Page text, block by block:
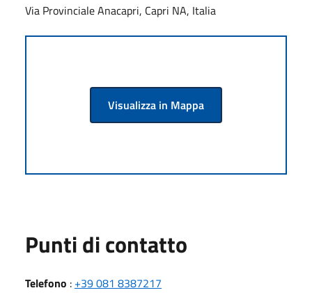
Via Provinciale Anacapri, Capri NA, Italia
Visualizza in Mappa
Punti di contatto
Telefono : +39 081 8387217